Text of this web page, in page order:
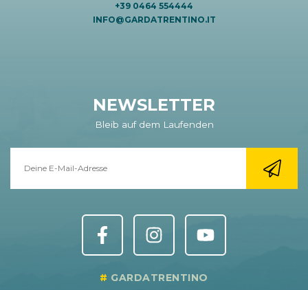
+39 0464 554444
INFO@GARDATRENTINO.IT
NEWSLETTER
Bleib auf dem Laufenden
GARDATRENTINO